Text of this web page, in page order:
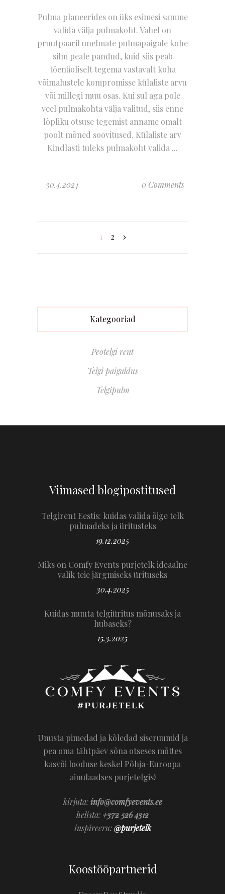
Pulma planeerides on üks esimesi samme
valida välja pulmakoht. Vahel on
pruutpaaril unelmate pulmapaigale kohe
silm peale pandud, kuid siis peab
tõenäoliselt tegema vastavalt koha
võimalustele kompromisse külaliste arvu
või millegi muu osas. Kui sul aga pole
veel pulmakohta välja valitud, siis enne
lõpliku otsuse tegemist anname omalt
poolt mõned soovitused. Külaliste arv
Kindlasti tuleks pulmakoht valida
30.4.2024 0 Comments
1 2
Kategooriad
Peotelgi rent
Telgi paigaldus
Telgipulm
Viimased blogipostitused
Telgirent Eestis: kuidas valida õige telk
pulmadeks ja üritusteks
19.12.2025
Miks on Comfy Events purjetelk ideaalne
valik teie järgmiseks ürituseks
30.4.2025
Kuidas muuta telgiüritus mõnusaks ja
hubaseks?
15.3.2025
Unusta pimedad ja kõledad siseruumid ja
pea oma tähtpäev sõna otseses mõttes
kasvõi looduse keskel Põhja-Euroopa
ainulaadses purjetelgis!
kirjuta:info@comfyevents.ee
helista: +372 526 4312
inspireeru:@purjetelk
Koostööpartnerid